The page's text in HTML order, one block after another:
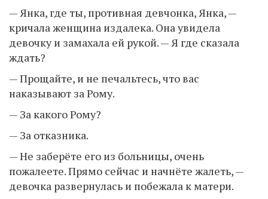
— Янка, где ты, противная девчонка, Янка, —
кричала женщина издалека. Она увидела
девочку и замахала ей рукой. — Я где сказала
ждать?
— Прощайте, и не печальтесь, что вас
наказывают за Рому.
— За какого Рому?
— За отказника.
— Не заберёте его из больницы, очень
пожалеете. Прямо сейчас и начнёте жалеть, —
девочка развернулась и побежала к матери.